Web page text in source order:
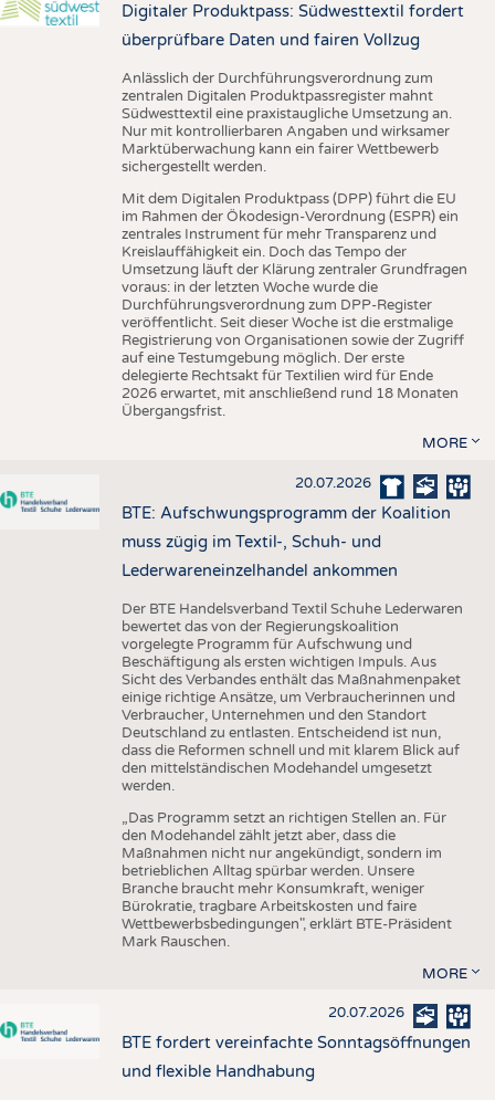
Digitaler Produktpass: Südwesttextil fordert
überprüfbare Daten und fairen Vollzug
Anlässlich der Durchführungsverordnung zum
zentralen Digitalen Produktpassregister mahnt
Südwesttextil eine praxistaugliche Umsetzung an.
Nur mit kontrollierbaren Angaben und wirksamer
Marktüberwachung kann ein fairer Wettbewerb
sichergestellt werden.
Mit dem Digitalen Produktpass (DPP) führt die EU
im Rahmen der Ökodesign-Verordnung (ESPR) ein
zentrales Instrument für mehr Transparenz und
Kreislauffähigkeit ein. Doch das Tempo der
Umsetzung läuft der Klärung zentraler Grundfragen
voraus: in der letzten Woche wurde die
Durchführungsverordnung zum DPP-Register
veröffentlicht. Seit dieser Woche ist die erstmalige
Registrierung von Organisationen sowie der Zugriff
auf eine Testumgebung möglich. Der erste
delegierte Rechtsakt für Textilien wird für Ende
2026 erwartet, mit anschließend rund 18 Monaten
Übergangsfrist.
MORE
20.07.2026
BTE: Aufschwungsprogramm der Koalition
muss zügig im Textil-, Schuh- und
Lederwareneinzelhandel ankommen
Der BTE Handelsverband Textil Schuhe Lederwaren
bewertet das von der Regierungskoalition
vorgelegte Programm für Aufschwung und
Beschäftigung als ersten wichtigen Impuls. Aus
Sicht des Verbandes enthält das Maßnahmenpaket
einige richtige Ansätze, um Verbraucherinnen und
Verbraucher, Unternehmen und den Standort
Deutschland zu entlasten. Entscheidend ist nun,
dass die Reformen schnell und mit klarem Blick auf
den mittelständischen Modehandel umgesetzt
werden.
„Das Programm setzt an richtigen Stellen an. Für
den Modehandel zählt jetzt aber, dass die
Maßnahmen nicht nur angekündigt, sondern im
betrieblichen Alltag spürbar werden. Unsere
Branche braucht mehr Konsumkraft, weniger
Bürokratie, tragbare Arbeitskosten und faire
Wettbewerbsbedingungen", erklärt BTE-Präsident
Mark Rauschen.
MORE
20.07.2026
BTE fordert vereinfachte Sonntagsöffnungen
und flexible Handhabung